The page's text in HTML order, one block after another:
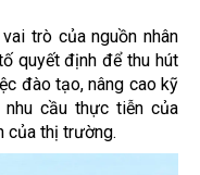
trò của nguồn nhân
quyết định để thu hút
đào tạo, nâng cao kỹ
cầu thực tiễn của
của thị trường.